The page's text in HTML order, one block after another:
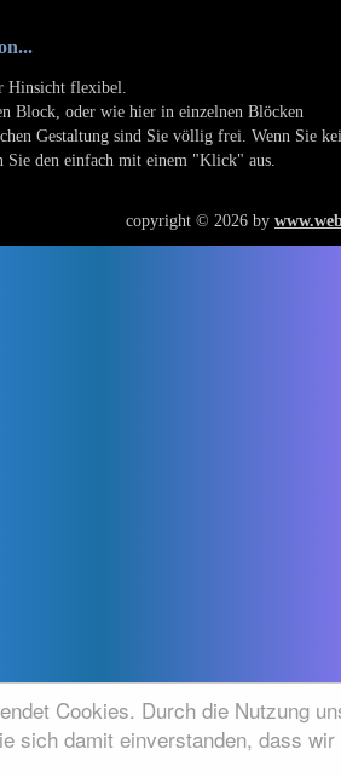
Cookies. Durch die Nutzung
sich damit einverstanden, dass
Hinsicht flexibel.
Block, oder wie hier in einzelnen Blöcken
Gestaltung sind Sie völlig frei. Wenn Sie
Sie den einfach mit einem "Klick" aus.
copyright © 2026 by